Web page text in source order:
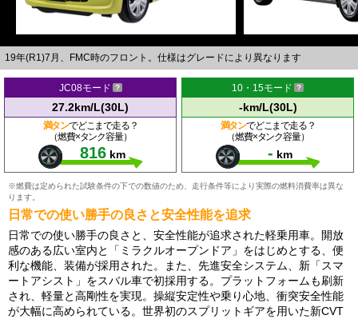
19年(R1)7月、FMC時のフロント。仕様はグレードにより異なります
JC08モード
27.2km/L(30L)
満タンでどこまで走る？
（燃費×タンク容量）
816 km
10・15モード
-km/L(30L)
満タンでどこまで走る？
（燃費×タンク容量）
- km
※燃費は定められた試験条件の下での数値のため、走行条件等により実際の燃料消費率は異な
ります。
日常での使い勝手の良さと安全性能を追求
日常での使い勝手の良さと、安全性能が追求された軽乗用車。開放
感のある広い室内と「ミラクルオープンドア」をはじめとする、便
利な機能、装備が採用された。また、先進安全システム、新「スマ
ートアシスト」をスバル車で初採用する。プラットフォームも刷新
され、軽量と高剛性を実現。操縦安定性や乗り心地、衝突安全性能
が大幅に高められている。世界初のスプリットギアを用いた新CVT